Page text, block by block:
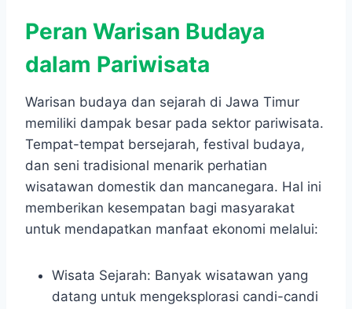
Peran Warisan Budaya
dalam Pariwisata
Warisan budaya dan sejarah di Jawa Timur
memiliki dampak besar pada sektor pariwisata.
Tempat-tempat bersejarah, festival budaya,
dan seni tradisional menarik perhatian
wisatawan domestik dan mancanegara. Hal ini
memberikan kesempatan bagi masyarakat
untuk mendapatkan manfaat ekonomi melalui:
Wisata Sejarah: Banyak wisatawan yang
datang untuk mengeksplorasi candi-candi